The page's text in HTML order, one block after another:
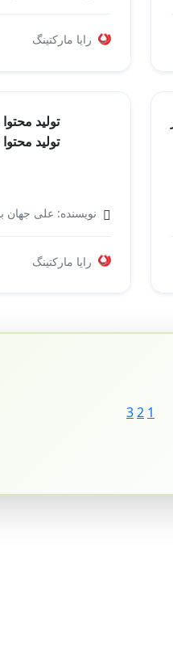
رایا مارکتینگ
تولید
تولید محتوا 22899
نویسنده: علی جهان
رایا مارکتینگ
1
2
3